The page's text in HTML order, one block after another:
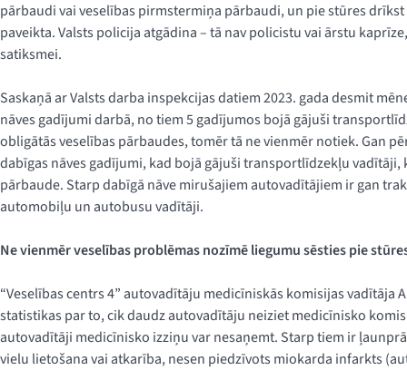
pārbaudi vai veselības pirmstermiņa pārbaudi, un pie stūres
paveikta. Valsts policija atgādina – tā nav policistu vai ārstu
satiksmei.
Saskaņā ar Valsts darba inspekcijas datiem 2023. gada desmit
nāves gadījumi darbā, no tiem 5 gadījumos bojā gājuši
obligātās veselības pārbaudes, tomēr tā ne vienmēr notiek. Gan
dabīgas nāves gadījumi, kad bojā gājuši transportlīdzekļu
pārbaude. Starp dabīgā nāve mirušajiem autovadītājiem ir gan
automobiļu un autobusu vadītāji.
Ne vienmēr veselības problēmas nozīmē liegumu sēsties pie
“Veselības centrs 4” autovadītāju medicīniskās komisijas vadītāja
statistikas par to, cik daudz autovadītāju neiziet medicīnisko
autovadītāji medicīnisko izziņu var nesaņemt. Starp tiem ir
vielu lietošana vai atkarība, nesen piedzīvots miokarda infarkts